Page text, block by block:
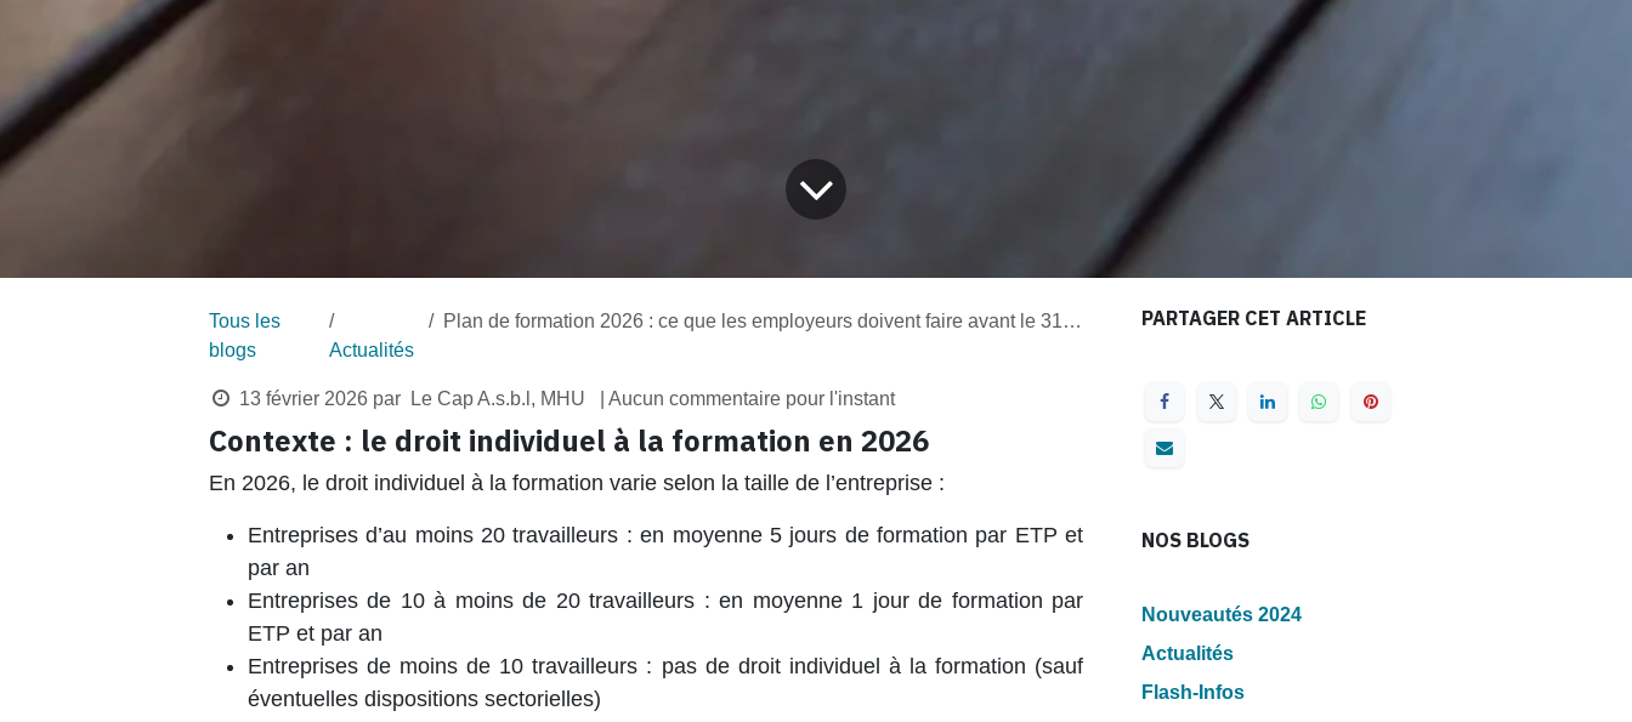
Tous les
blogs
Actualités
Plan de formation 2026 : ce que les employeurs doivent faire avant le 31 mars 2026
13 février 2026 par Le Cap A.s.b.l, MHU | Aucun commentaire pour l'instant
Contexte : le droit individuel à la formation en 2026
En 2026, le droit individuel à la formation varie selon la taille de l’entreprise :
Entreprises d’au moins 20 travailleurs : en moyenne 5 jours de formation par ETP et
par an
Entreprises de 10 à moins de 20 travailleurs : en moyenne 1 jour de formation par
ETP et par an
Entreprises de moins de 10 travailleurs : pas de droit individuel à la formation (sauf
éventuelles dispositions sectorielles)
PARTAGER CET ARTICLE
NOS BLOGS
Nouveautés 2024
Actualités
Flash-Infos